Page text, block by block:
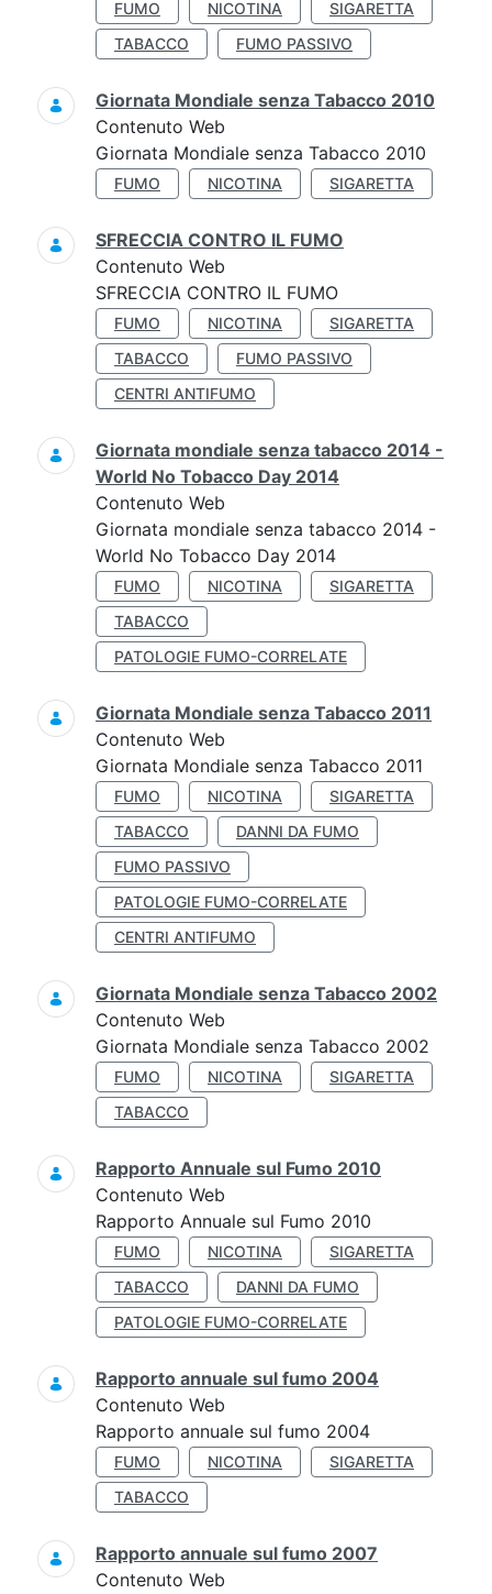
FUMO NICOTINA
SIGARETTA
TABACCO
FUMO PASSIVO
Giornata Mondiale senza Tabacco 2010
Contenuto Web
Giornata Mondiale senza Tabacco 2010
FUMO NICOTINA SIGARETTA
SFRECCIA CONTRO IL FUMO
Contenuto Web
SFRECCIA CONTRO IL FUMO
FUMO NICOTINA
SIGARETTA
TABACCO
FUMO PASSIVO
CENTRI ANTIFUMO
Giornata mondiale senza tabacco 2014 -
World No Tobacco Day 2014
Contenuto Web
Giornata mondiale senza tabacco 2014 -
World No Tobacco Day 2014
FUMO NICOTINA
SIGARETTA
TABACCO
PATOLOGIE FUMO-CORRELATE
Giornata Mondiale senza Tabacco 2011
Contenuto Web
Giornata Mondiale senza Tabacco 2011
FUMO NICOTINA
SIGARETTA
TABACCO
DANNI DA FUMO
FUMO PASSIVO
PATOLOGIE FUMO-CORRELATE
CENTRI ANTIFUMO
Giornata Mondiale senza Tabacco 2002
Contenuto Web
Giornata Mondiale senza Tabacco 2002
FUMO NICOTINA
SIGARETTA
TABACCO
Rapporto Annuale sul Fumo 2010
Contenuto Web
Rapporto Annuale sul Fumo 2010
FUMO NICOTINA
SIGARETTA
TABACCO
DANNI DA FUMO
PATOLOGIE FUMO-CORRELATE
Rapporto annuale sul fumo 2004
Contenuto Web
Rapporto annuale sul fumo 2004
FUMO NICOTINA
SIGARETTA
TABACCO
Rapporto annuale sul fumo 2007
Contenuto Web